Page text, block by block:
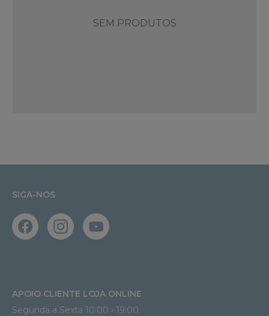
SEM PRODUTOS
SIGA-NOS
APOIO CLIENTE LOJA ONLINE
Segunda a Sexta 10:00 › 19:00